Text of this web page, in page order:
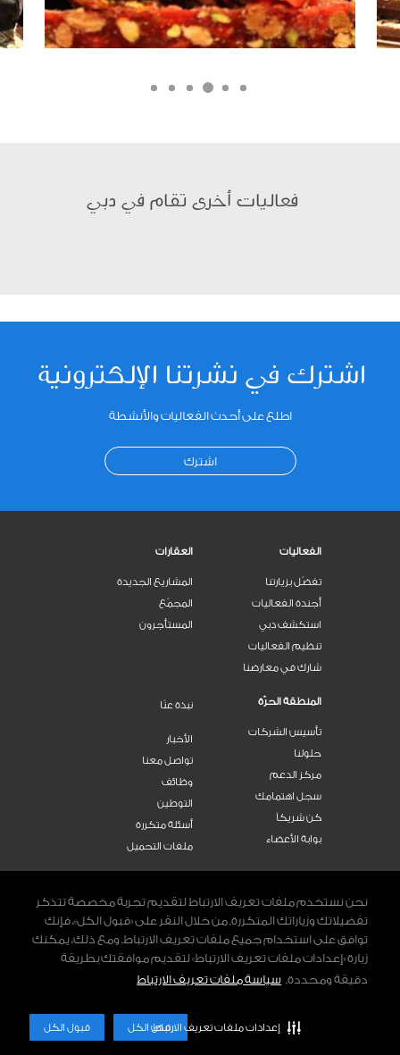
نحن نستخدم ملفات تعريف الارتباط لتقديم تجربة مخصصة تتذكر
تفضيلاتك وزياراتك المتكررة. من خلال النقر على «قبول الكل»، فإنك
توافق على استخدام جميع ملفات تعريف الارتباط. ومع ذلك، يمكنك
زيارة «إعدادات ملفات تعريف الارتباط» لتقديم موافقتك بطريقة
دقيقة ومحددة. سياسة ملفات تعريف الارتباط
قبول الكل رفض الكلإعدادات ملفات تعريف الارتباط
فعاليات أخرى تقام في دبي
الفعاليات
تفضّل بزيارتنا
أجندة الفعاليات
استكشف دبي
تنظيم الفعاليات
شارك في معارضنا
العقارات
المشاريع الجديدة
المجمّع
المستأجرون
المنطقة الحرّة
تأسيس الشركات
حلولنا
مركز الدعم
سجل اهتمامك
كن شريكاً
بوابة الأعضاء
نبذة عنّا
الأخبار
تواصل معنا
وظائف
التوطين
أسئلة متكررة
ملفات التحميل
اتصل بنا 800 DWTC (3982)
تواصلوا معنا
FACEBOOK
LINKEDIN
YOUTUBE
INSTAGRAM
© 2026 مركز دبي التجاري العالمي
اشترك في نشرتنا الإلكترونية
اطلع على أحدث الفعاليات والأنشطة
اشترك